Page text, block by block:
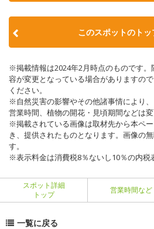
このスポットのトッ
※掲載情報は2024年2月時点のものです
容が変更となっている場合がありますの
ください。
※自然災害の影響やその他諸事情により
営業時間、植物の開花・見頃期間などは変
※掲載されている画像は取材先から本ペ
き、提供されたものとなります。画像の
す。
※表示料金は消費税8％ないし10％の内税
スポット詳細
トップ
営業時間など
一覧に戻る